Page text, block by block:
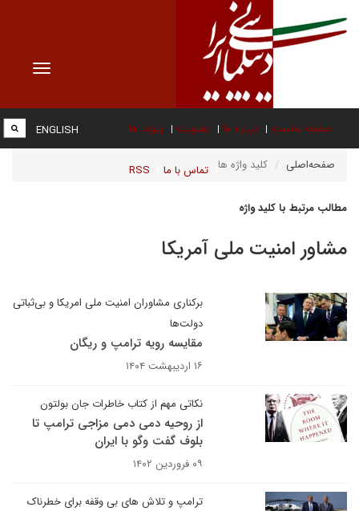
Toggle
صفحه نخست درباره ما عضویت پیوند ها
تماس با ما RSS
ENGLISH
صفحه‌اصلی کلید واژه ها
مطالب مرتبط با کلید واژه
مشاور امنیت ملی آمریکا
برکناری مشاوران امنیت ملی امریکا و بی‌ثباتی
دولت‌ها
مقایسه رویه ترامپ و ریگان
۱۶ اردیبهشت ۱۴۰۴
نکاتی مهم از کتاب خاطرات جان بولتون
از روحیه دمی دمی مزاجی ترامپ تا
بلوف گفت وگو با ایران
۰۹ فروردین ۱۴۰۲
ترامپ و تلاش های بی وقفه برای خطرناک